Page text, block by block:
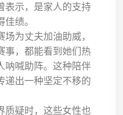
表示，是家人的支持
绩。
为丈夫加油助威，
事，都能看到她们热
呐喊助阵。这种陪伴
递出一种坚定不移的
质疑时，这些女性也